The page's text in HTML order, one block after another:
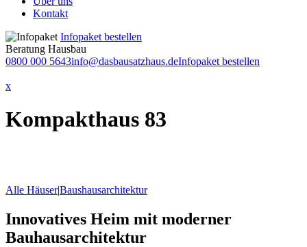
Kontakt
Infopaket bestellen
Beratung Hausbau
0800 000 5643info@dasbausatzhaus.deInfopaket bestellen
x
Kompakthaus 83
Alle Häuser|Baushausarchitektur
Innovatives Heim mit moderner
Bauhausarchitektur